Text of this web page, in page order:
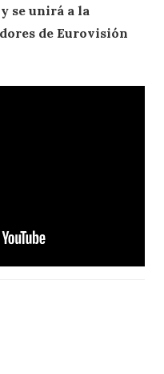
se unirá a la
de Eurovisión